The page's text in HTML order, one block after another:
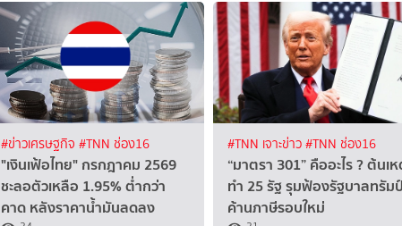
#ข่าวเศรษฐกิจ #TNN ช่อง16
"เงินเฟ้อไทย" กรกฎาคม 2569
ชะลอตัวเหลือ 1.95% ต่ำกว่า
คาด หลังราคาน้ำมันลดลง
#TNN เจาะข่าว#TNN ช่อง16
“มาตรา 301” คืออะไร ? ต้นเ
ทำ 25 รัฐ รุมฟ้องรัฐบาลทรัมป์
ค้านภาษีรอบใหม่